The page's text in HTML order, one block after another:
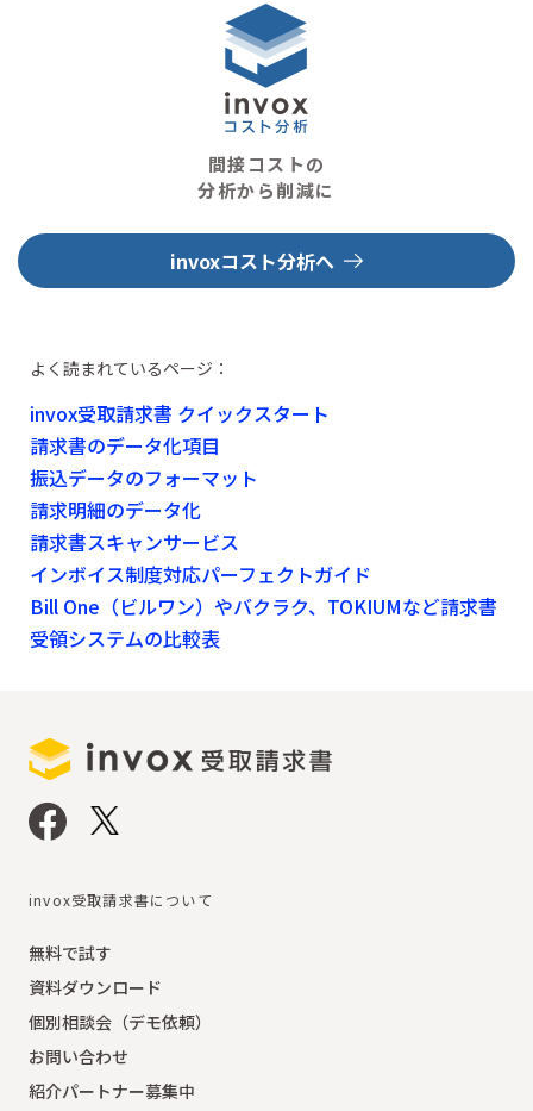
間接コストの
分析から削減に
invoxコスト分析へ
よく読まれているページ：
invox受取請求書 クイックスタート
請求書のデータ化項目
振込データのフォーマット
請求明細のデータ化
請求書スキャンサービス
インボイス制度対応パーフェクトガイド
Bill One（ビルワン）やバクラク、TOKIUMなど請求書
受領システムの比較表
invox受取請求書について
無料で試す
資料ダウンロード
個別相談会（デモ依頼）
お問い合わせ
紹介パートナー募集中